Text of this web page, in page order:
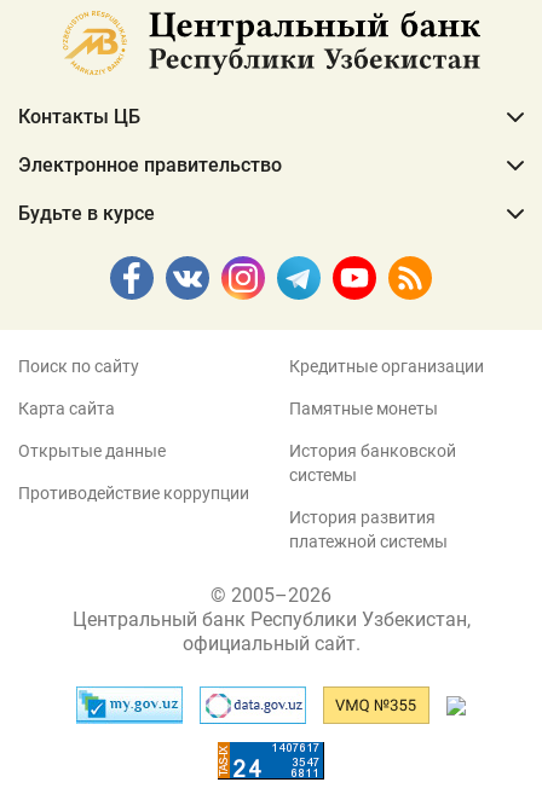
Контакты ЦБ
Электронное правительство
Будьте в курсе
Поиск по сайту
Карта сайта
Открытые данные
Противодействие коррупции
Кредитные организации
Памятные монеты
История банковской
системы
История развития
платежной системы
© 2005–2026
Центральный банк Республики Узбекистан,
официальный сайт.